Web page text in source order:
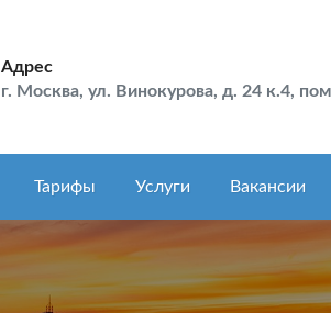
Адрес
г. Москва, ул. Винокурова, д. 24 к.4,
Тарифы Услуги Вакансии